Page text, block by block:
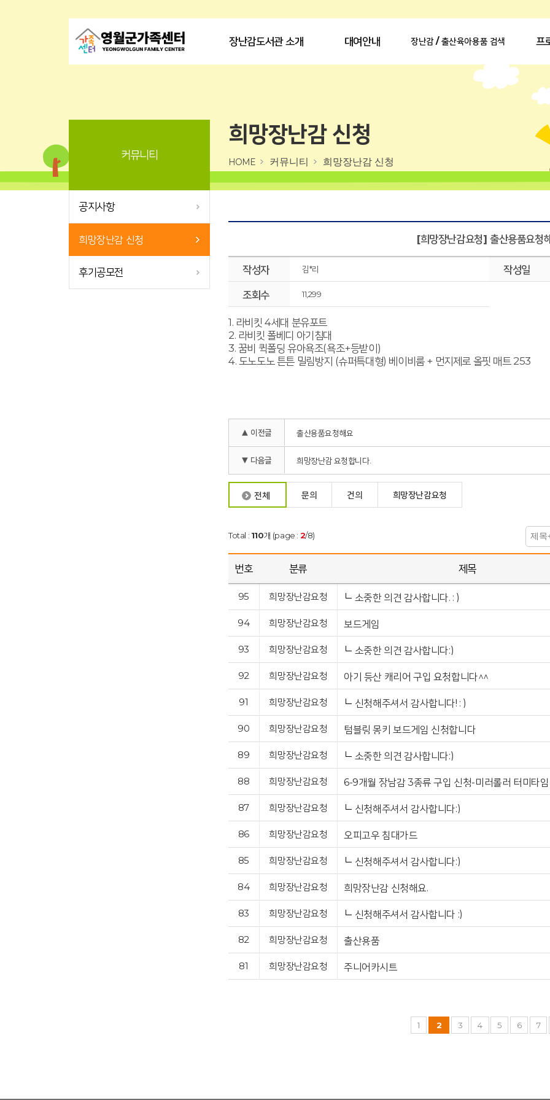
장난감도서관 소개 대여안내 장난감 / 출산육아용품 검색 프
커뮤니티
공지사항
희망장난감 신청
후기공모전
희망장난감 신청
HOME 커뮤니티 희망장난감 신청
[희망장난감요청] 출산용품요청
작성자 김*리 작성일
조회수 11,299
1. 라비킷 4세대 분유포트
2. 라비킷 폴베디 아기침대
3. 꿈비 퀵폴딩 유아욕조(욕조+등받이)
4. 도노도노 튼튼 밀림방지 (슈퍼특대형) 베이비룸 + 먼지제로 올핏 매트 253
▲ 이전글 출산용품요청해요
▼ 다음글 희망장난감 요청합니다.
전체 문의 건의 희망장난감요청
Total : 110개 (page : 2/8)
번호 분류 제목
95 희망장난감요청 소중한 의견 감사합니다. : )
94 희망장난감요청 보드게임
93 희망장난감요청 소중한 의견 감사합니다:)
92 희망장난감요청 아기 등산 캐리어 구입 요청합니다^^
91 희망장난감요청 신청해주셔서 감사합니다! : )
90 희망장난감요청 텀블링 몽키 보드게임 신청합니다
89 희망장난감요청 소중한 의견 감사합니다:)
88 희망장난감요청
87 희망장난감요청 신청해주셔서 감사합니다:)
86 희망장난감요청 오피고우 침대가드
85 희망장난감요청 신청해주셔서 감사합니다:)
84 희망장난감요청 희망장난감 신청해요.
83 희망장난감요청 신청해주셔서 감사합니다 :)
82 희망장난감요청 출산용품
81 희망장난감요청 주니어카시트
1 2 3 4 5 6 7